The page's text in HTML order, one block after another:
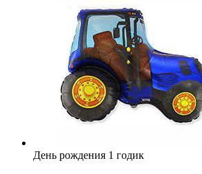
День рождения 1 годик